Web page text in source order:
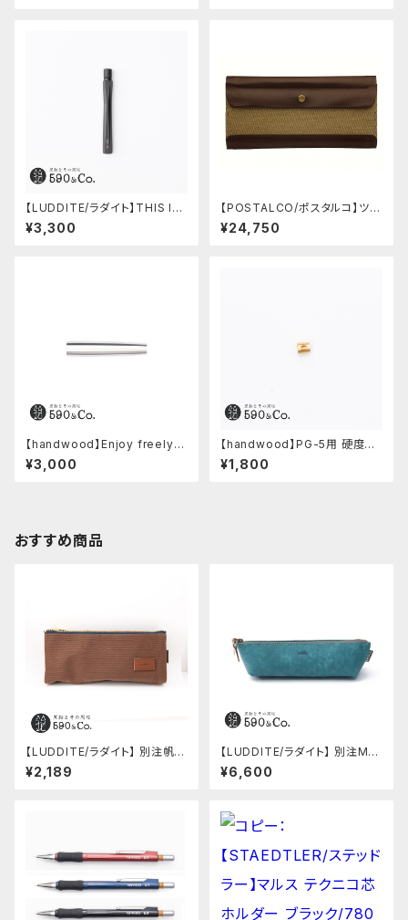
【LUDDITE/ラダイト】THIS IN
DUSTRIAL 芯ケース2 (Facto
ry Model BK)
¥3,300
【POSTALCO/ポスタルコ】ツー
ルボックス (Olive Green)
¥24,750
【handwood】Enjoy freely
後軸 (超超ジュラルミン)
¥3,000
【handwood】PG-5用 硬度表
示窓 (真鍮/菱形窓)
¥1,800
おすすめ商品
【LUDDITE/ラダイト】 別注帆布
ベンディペンケース (コーヒー)
¥2,189
【LUDDITE/ラダイト】 別注MAY
Aレザーボートペンケース (ター
キーブルー)
¥6,600